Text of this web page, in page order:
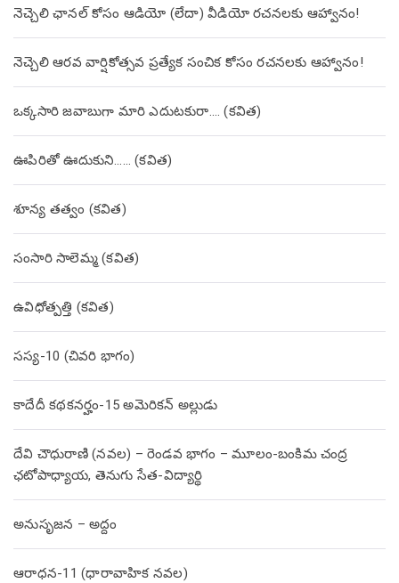
నెచ్చెలి ఛానల్ కోసం ఆడియో (లేదా) వీడియో రచనలకు ఆహ్వానం!
నెచ్చెలి ఆరవ వార్షికోత్సవ ప్రత్యేక సంచిక కోసం రచనలకు ఆహ్వానం!
ఒక్కసారి జవాబుగా మారి ఎదుటకురా…. (కవిత)
ఊపిరితో ఊదుకుని…… (కవిత)
శూన్య తత్వం (కవిత)
సంసారి సాలెమ్మ (కవిత)
ఉవిధోత్పత్తి (కవిత)
సస్య-10 (చివరి భాగం)
కాదేదీ కథకనర్హం-15 అమెరికన్ అల్లుడు
దేవి చౌధురాణి (నవల) – రెండవ భాగం – మూలం-బంకిమ చంద్ర
ఛటోపాధ్యాయ, తెనుగు సేత-విద్యార్థి
అనుసృజన – అద్దం
ఆరాధన-11 (ధారావాహిక నవల)